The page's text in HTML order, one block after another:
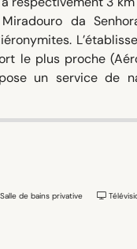
da
le plus proche
un service de
Salle de bains privative